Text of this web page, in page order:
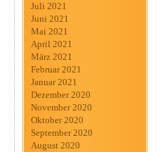
Juli 2021
Juni 2021
Mai 2021
April 2021
März 2021
Februar 2021
Januar 2021
Dezember 2020
November 2020
Oktober 2020
September 2020
August 2020